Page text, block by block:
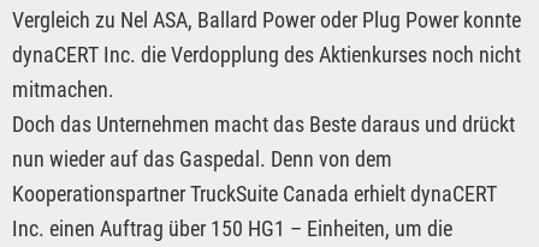
Vergleich zu Nel ASA, Ballard Power oder Plug Power konnte
dynaCERT Inc. die Verdopplung des Aktienkurses noch nicht
mitmachen.
Doch das Unternehmen macht das Beste daraus und drückt
nun wieder auf das Gaspedal. Denn von dem
Kooperationspartner TruckSuite Canada erhielt dynaCERT
Inc. einen Auftrag über 150 HG1 – Einheiten, um die